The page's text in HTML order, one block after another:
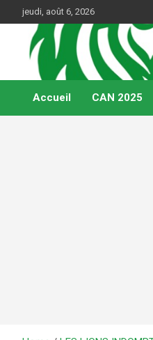
to
content
jeudi, août 6, 2026
Web Magazine du football
Accueil CAN 2025